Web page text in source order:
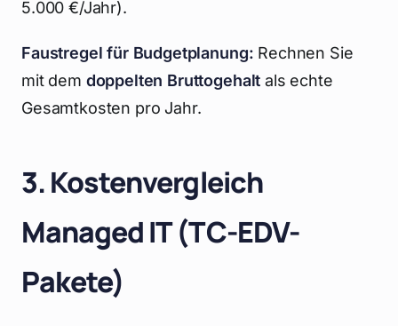
5.000 €/Jahr).
Faustregel für Budgetplanung: Rechnen Sie
mit dem doppelten Bruttogehalt als echte
Gesamtkosten pro Jahr.
3. Kostenvergleich
Managed IT (TC-EDV-
Pakete)